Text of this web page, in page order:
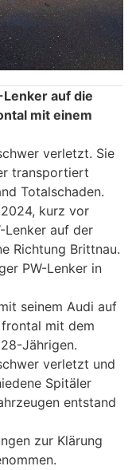
auf die
mit einem
verletzt. Sie
transportiert
Totalschaden.
kurz vor
Lenker auf der
Richtung Brittnau.
PW-Lenker in
seinem Audi auf
mit dem
Jährigen.
verletzt und
Spitäler
entstand
zur Klärung